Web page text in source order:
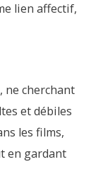
lien affectif,
ne cherchant
et débiles
les films,
en gardant